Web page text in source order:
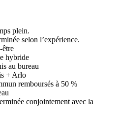
plein.
selon l’expérience.
être
hybride
au bureau
+ Arlo
remboursés à 50 %
conjointement avec la